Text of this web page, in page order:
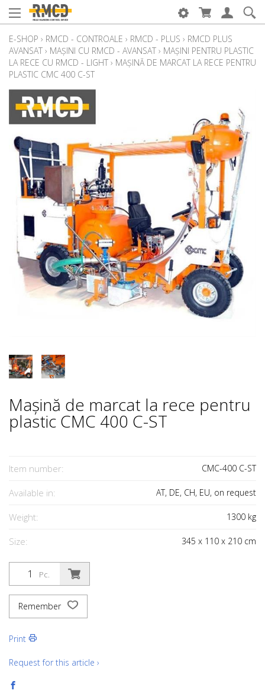
E-SHOP › RMCD - CONTROALE › RMCD - PLUS › RMCD PLUS
AVANSAT › MAȘINI CU RMCD - AVANSAT › MAȘINI PENTRU PLASTIC
LA RECE CU RMCD - LIGHT › MAȘINĂ DE MARCAT LA RECE PENTRU
PLASTIC CMC 400 C-ST
Mașină de marcat la rece pentru
plastic CMC 400 C-ST
Item number: CMC-400 C-ST
Available in: AT, DE, CH, EU, on request
Weight: 1300 kg
Size: 345 x 110 x 210 cm
Pc.
Remember
Print
Request for this article ›